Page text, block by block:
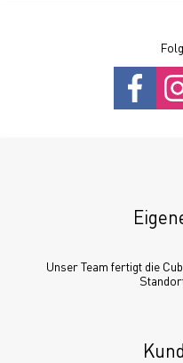
Unser Team fertigt die